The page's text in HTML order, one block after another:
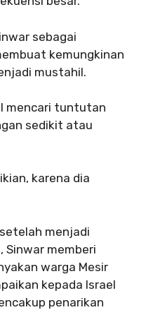
sebagai
kemungkinan
mustahil.
mencari tuntutan
sedikit atau
karena dia
menjadi
Sinwar memberi
warga Mesir
kepada Israel
penarikan